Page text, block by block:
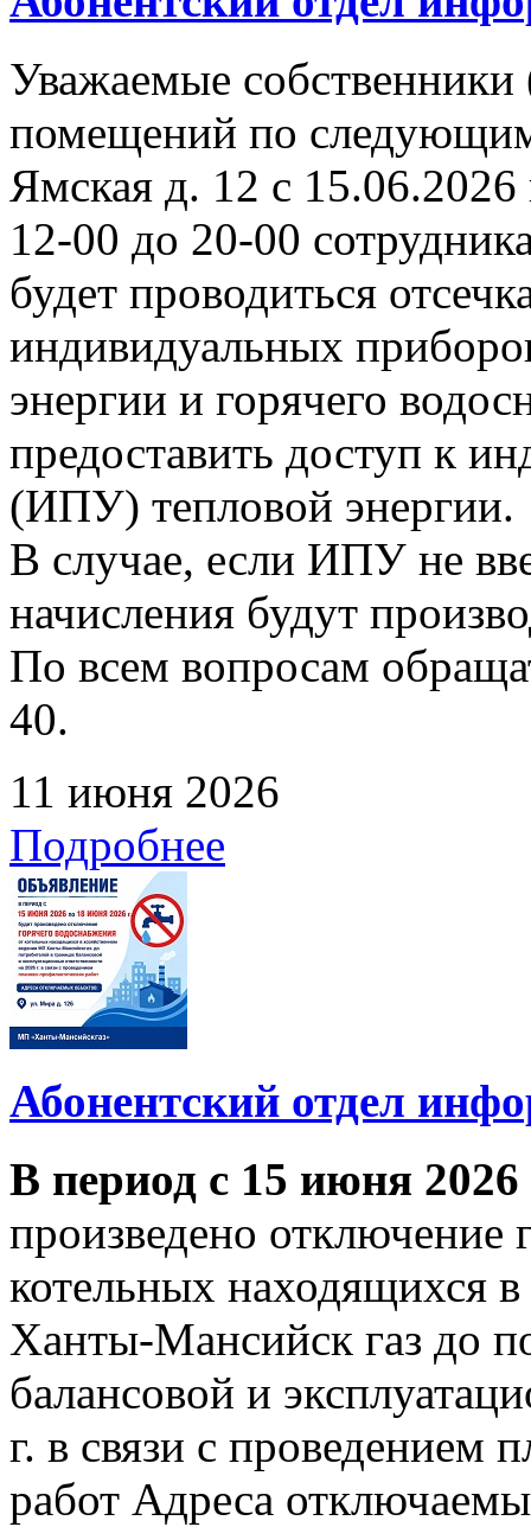
Уважаемые
помещений по
Ямская д. 12 с
12-00 до 20-00
будет проводиться
индивидуальных
энергии и горячего
предоставить доступ к
(ИПУ) тепловой энергии.
В случае, если ИПУ не
начисления будут
По всем вопросам
40.
11 июня 2026
Подробнее
Абонентский отдел
В период с 15 июня
произведено отключение
котельных находящихся
Ханты-Мансийск газ до
балансовой и
г. в связи с проведением
работ Адреса